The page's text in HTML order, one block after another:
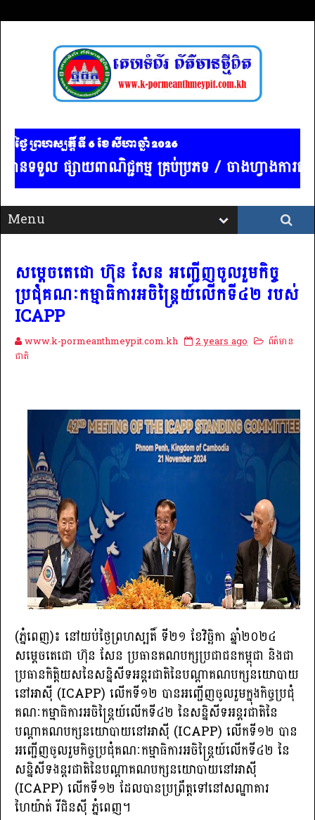
ថ្ងៃ ព្រហស្បត្ដិ៍ ទី 6​ ខែ សីហា ឆ្នាំ 2026
ផ្សាយពាណិជ្ជកម្ម គ្រប់ប្រភទ / ចាងហ្វាងការផ្ស
សម្តេចតេជោ ហ៊ុន សែន អញ្ជើញចូលរួមកិច្ច
ប្រជុំគណៈកម្មាធិការអចិន្ត្រៃយ៍លើកទី៤២ របស់
ICAPP
www.k-pormeanthmeypit.com.kh 2 years ago
ព័ត៌មាន
ជាតិ
(ភ្នំពេញ)៖ នៅយប់ថ្ងៃ​ព្រហស្បតិ៍ ទី២១ ខែវិច្ឆិកា ឆ្នាំ២០២៤
សម្ដេចតេជោ ហ៊ុន សែន ប្រធានគណបក្សប្រជាជនកម្ពុជា និងជា
ប្រធានកិត្តិយសនៃសន្និសីទអន្តរជាតិនៃបណ្តា​គណបក្សនយោបាយ
នៅអាស៊ី (ICAPP) លើកទី១២ បានអញ្ជើញចូលរួមក្នុងកិច្ចប្រជុំ
គណៈកម្មាធិការអចិន្ត្រៃយ៍លើកទី​៤២ នៃសន្និសីទអន្តរជាតិនៃ
បណ្តាគណបក្សនយោបាយនៅអាស៊ី (ICAPP) លើកទី១២ បាន
អញ្ជើញចូលរួមកិច្ចប្រជុំគណៈកម្មាធិការ​អចិន្ត្រៃយ៍លើកទី៤២ នៃ
សន្និសីទងន្តរជាតិនៃបណ្តាគណបក្សនយោបាយនៅអាស៊ី
(ICAPP) លើកទី១២ ដែលបានប្រព្រឹត្តទៅ​នៅសណ្ឋាគារ
ហៃយ៉ាត់ រីជិនស៊ី ភ្នំពេញ។